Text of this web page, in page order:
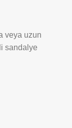
veya uzun
sandalye